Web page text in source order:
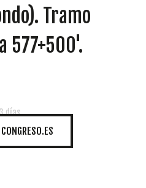
Tramo
577+500'.
días